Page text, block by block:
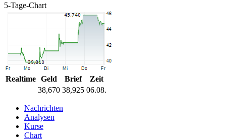
5-Tage-Chart
Realtime Geld Brief
Zeit
38,670 38,925 06.08.
Nachrichten
Analysen
Kurse
Chart